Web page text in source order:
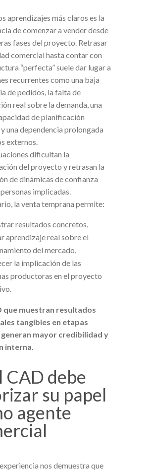
aprendizajes más claros es la
de comenzar a vender desde
fases del proyecto. Retrasar
comercial hasta contar con
“perfecta” suele dar lugar a
recurrentes como una baja
de pedidos, la falta de
real sobre la demanda, una
de planificación
una dependencia prolongada
externos.
dificultan la
del proyecto y retrasan la
de dinámicas de confianza
implicadas.
la venta temprana permite:
resultados concretos,
aprendizaje real sobre el
del mercado,
la implicación de las
productoras en el proyecto
que muestran resultados
tangibles en etapas
generan mayor credibilidad y
interna.
CAD debe
su papel
agente
nos demuestra que